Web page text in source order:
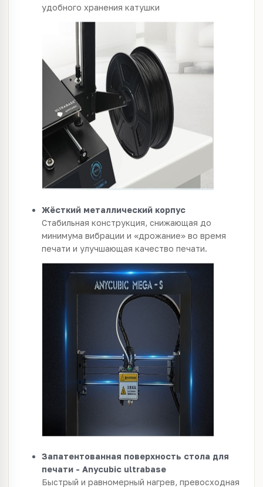
удобного хранения катушки
Жёсткий металлический корпус
Стабильная конструкция, снижающая до
минимума вибрации и «дрожание» во время
печати и улучшающая качество печати.
Запатентованная поверхность стола для
печати - Anycubic ultrabase
Быстрый и равномерный нагрев, превосходная